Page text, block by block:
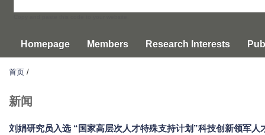
Homepage Members Research Interests
首页 /
新闻
刘娟研究员入选 “国家高层次人才特殊支持计划”科技创新领军人